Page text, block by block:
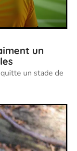
un
un stade de